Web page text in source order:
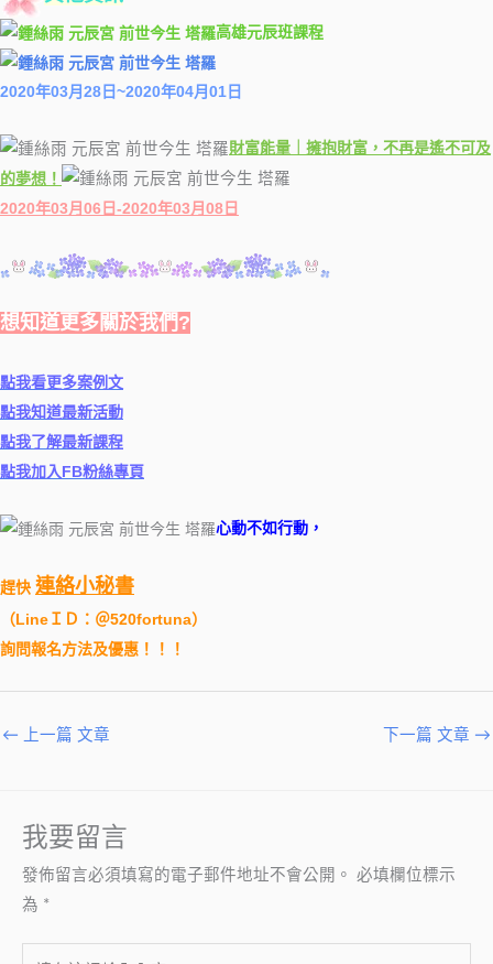
高雄元辰班課程
2020年03月28日~2020年04月01日
財富能量｜擁抱財富，不再是遙不可及
的夢想！
2020年03月06日-2020年03月08日
想知道更多關於我們?
點我看更多案例文
點我知道最新活動
點我了解最新課程
點我加入FB粉絲專頁
心動不如行動，
趕快 連絡小秘書
（LineＩＤ：＠520fortuna）
詢問報名方法及優惠！！！
← 上一篇 文章 下一篇 文章 →
我要留言
發佈留言必須填寫的電子郵件地址不會公開。 必填欄位標示
為 *